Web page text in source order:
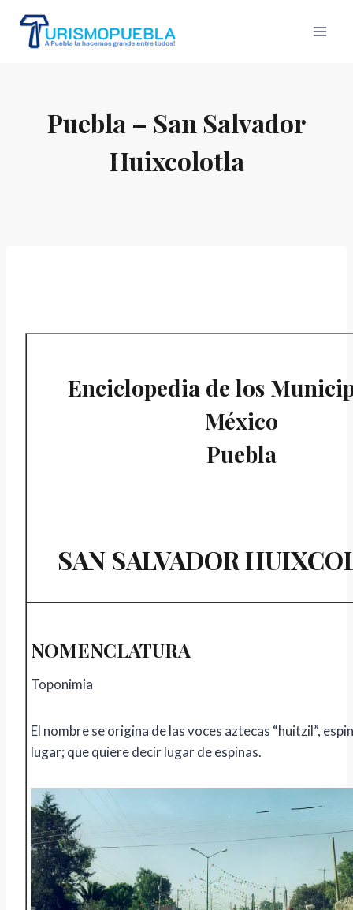
content
Puebla – San Salvador
Huixcolotla
Enciclopedia de los
México
Puebla
SAN SALVADOR
NOMENCLATURA
Toponimia
El nombre se origina de las voces aztecas “huitzil”,
lugar; que quiere decir lugar de espinas.